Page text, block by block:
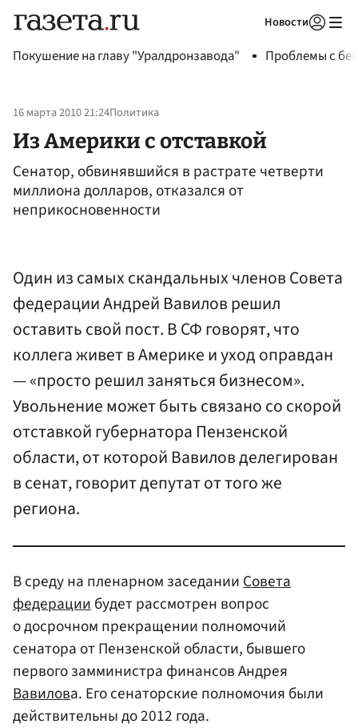
Новости
Покушение на главу "Уралдронзавода" Проблемы с
16 марта 2010 21:24Политика
Из Америки с отставкой
Сенатор, обвинявшийся в растрате четверти
миллиона долларов, отказался от
неприкосновенности
Один из самых скандальных членов Совета
федерации Андрей Вавилов решил
оставить свой пост. В СФ говорят, что
коллега живет в Америке и уход оправдан
— «просто решил заняться бизнесом».
Увольнение может быть связано со скорой
отставкой губернатора Пензенской
области, от которой Вавилов делегирован
в сенат, говорит депутат от того же
региона.
В среду на пленарном заседании Совета
федерации будет рассмотрен вопрос
о досрочном прекращении полномочий
сенатора от Пензенской области, бывшего
первого замминистра финансов Андрея
Вавилова. Его сенаторские полномочия были
действительны до 2012 года.